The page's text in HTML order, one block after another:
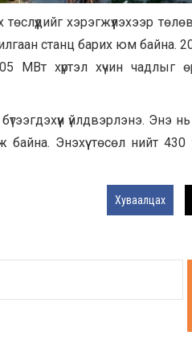
хэрэгжүүлэхээр
станц барих юм байна.
хүртэл хүчин чадлыг
үйлдвэрлэнэ. Энэ
байна. Энэхүү төсөл нийт
Хуваалцах